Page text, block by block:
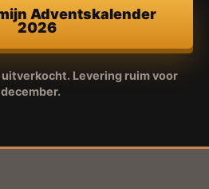
Adventskalender
2026
uitverkocht. Levering ruim voor
december.